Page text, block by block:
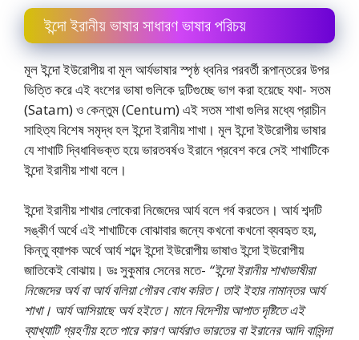
ইন্দো ইরানীয় ভাষার সাধারণ ভাষার পরিচয়
মূল ইন্দো ইউরােপীয় বা মূল আর্যভাষার স্পৃষ্ঠ ধ্বনির পরবর্তী রূপান্তরের উপর
ভিত্তি করে এই বংশের ভাষা গুলিকে দুটিগুচ্ছে ভাগ করা হয়েছে যথা- সতম
(Satam) ও কেন্তুম (Centum) এই সতম শাখা গুলির মধ্যে প্রাচীন
সাহিত্য বিশেষ সমৃদ্ধ হল ইন্দো ইরানীয় শাখা। মূল ইন্দো ইউরােপীয় ভাষার
যে শাখাটি দ্বিধাবিভক্ত হয়ে ভারতবর্ষও ইরানে প্রবেশ করে সেই শাখাটিকে
ইন্দো ইরানীয় শাখা বলে।
ইন্দো ইরানীয় শাখার লােকেরা নিজেদের আর্য বলে গর্ব করতেন। আর্য শব্দটি
সঙ্কীর্ণ অর্থে এই শাখাটিকে বােঝাবার জন্যে কখনাে কখনাে ব্যবহৃত হয়,
কিন্তু ব্যাপক অর্থে আর্য শব্দে ইন্দো ইউরােপীয় ভাষাও ইন্দো ইউরােপীয়
জাতিকেই বােঝায়। ডঃ সুকুমার সেনের মতে- “ইন্দো ইরানীয় শাখাভাষীরা
নিজেদের অর্য বা আর্য বলিয়া গৌরব বােধ করিত। তাই ইহার নামান্তর আর্য
শাখা। আর্য আসিয়াছে অর্য হইতে। মানে বিদেশীয় আপাত দৃষ্টিতে এই
ব্যাখ্যাটি গ্রহণীয় হতে পারে কারণ আর্যরাও ভারতের বা ইরানের আদি বাসিন্দা